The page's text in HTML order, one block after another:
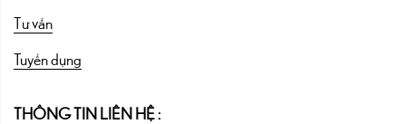
Tư vấn
Tuyển dụng
THÔNG TIN LIÊN HỆ :